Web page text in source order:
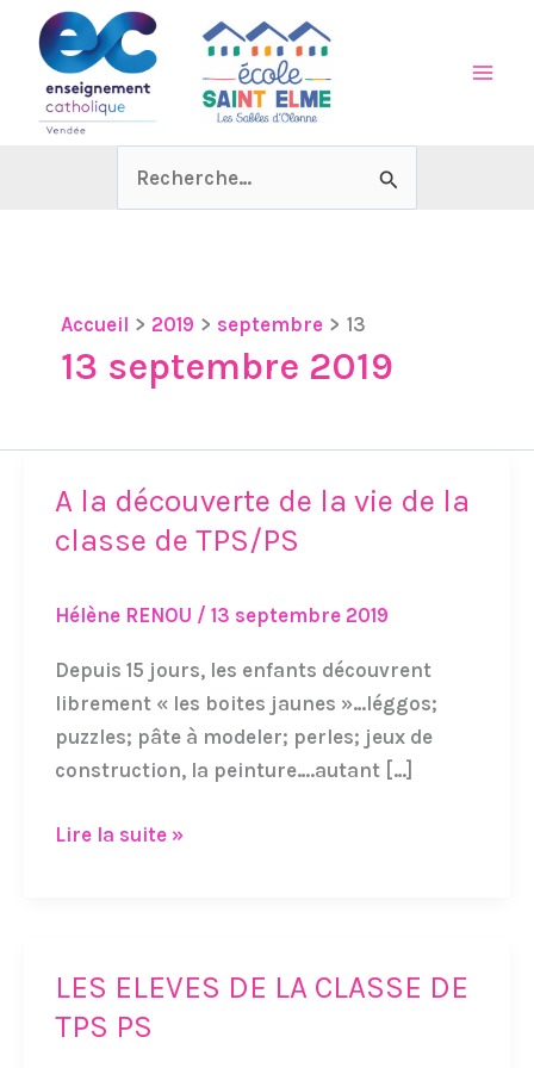
contenu
Rechercher :
Accueil 2019 septembre 13
13 septembre 2019
A la découverte de la vie de la
classe de TPS/PS
Hélène RENOU / 13 septembre 2019
Depuis 15 jours, les enfants découvrent
librement « les boites jaunes »…léggos;
puzzles; pâte à modeler; perles; jeux de
construction, la peinture….autant […]
A
la
la
vie
de
la
classe
TPS/PS
Lire la suite »
LES ELEVES DE LA CLASSE DE
TPS PS
LES
ELEVES